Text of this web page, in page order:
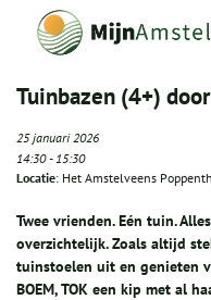
Tuinbazen (4+)
25 januari 2026
14:30-15:30
Locatie: Het Amstelveens
Twee vrienden. Eén tuin.
overzichtelijk. Zoals altijd
tuinstoelen uit en genieten
BOEM, TOK een kip met al